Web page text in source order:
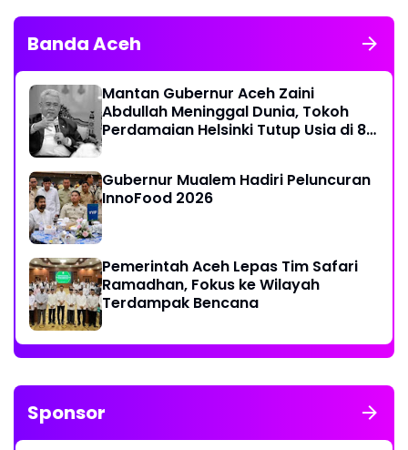
Banda Aceh
Mantan Gubernur Aceh Zaini
Abdullah Meninggal Dunia, Tokoh
Perdamaian Helsinki Tutup Usia di 86
Gubernur Mualem Hadiri Peluncuran
InnoFood 2026
Pemerintah Aceh Lepas Tim Safari
Ramadhan, Fokus ke Wilayah
Terdampak Bencana
Sponsor